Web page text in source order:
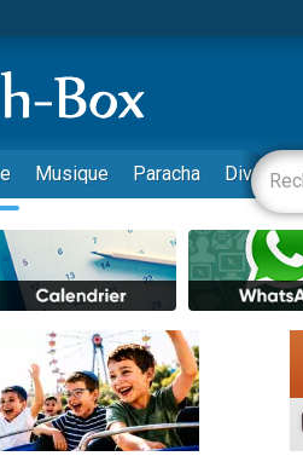
dans un appartement insalubre
jambe de Yohan
Musique Paracha